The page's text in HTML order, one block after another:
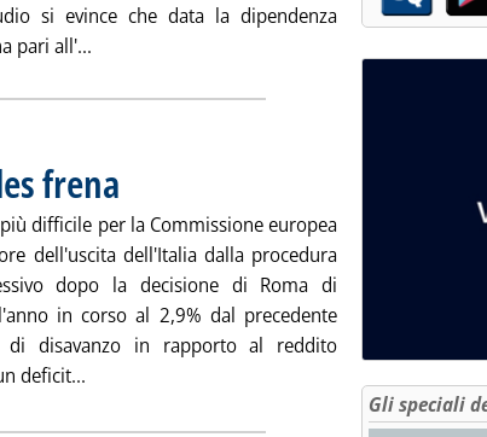
si evince che data la dipendenza
pari all'...
frena
difficile per la Commissione europea
dell'uscita dell'Italia dalla procedura
dopo la decisione di Roma di
in corso al 2,9% dal precedente
di disavanzo in rapporto al reddito
deficit...
Gli speciali